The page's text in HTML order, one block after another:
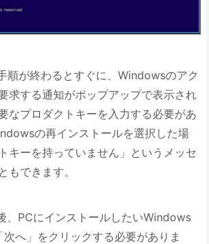
が終わるとすぐに、Windowsのアク
求する通知がポップアップで表示され
なプロダクトキーを入力する必要があ
の再インストールを選択した場
キーを持っていません」というメッセ
もできます。
PCにインストールしたいWindows
次へ」をクリックする必要がありま